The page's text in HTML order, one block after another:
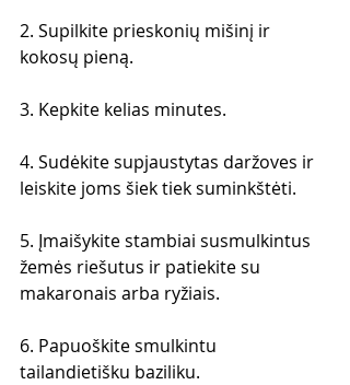
2. Supilkite prieskonių mišinį ir
kokosų pieną.
3. Kepkite kelias minutes.
4. Sudėkite supjaustytas daržoves ir
leiskite joms šiek tiek suminkštėti.
5. Įmaišykite stambiai susmulkintus
žemės riešutus ir patiekite su
makaronais arba ryžiais.
6. Papuoškite smulkintu
tailandietišku baziliku.